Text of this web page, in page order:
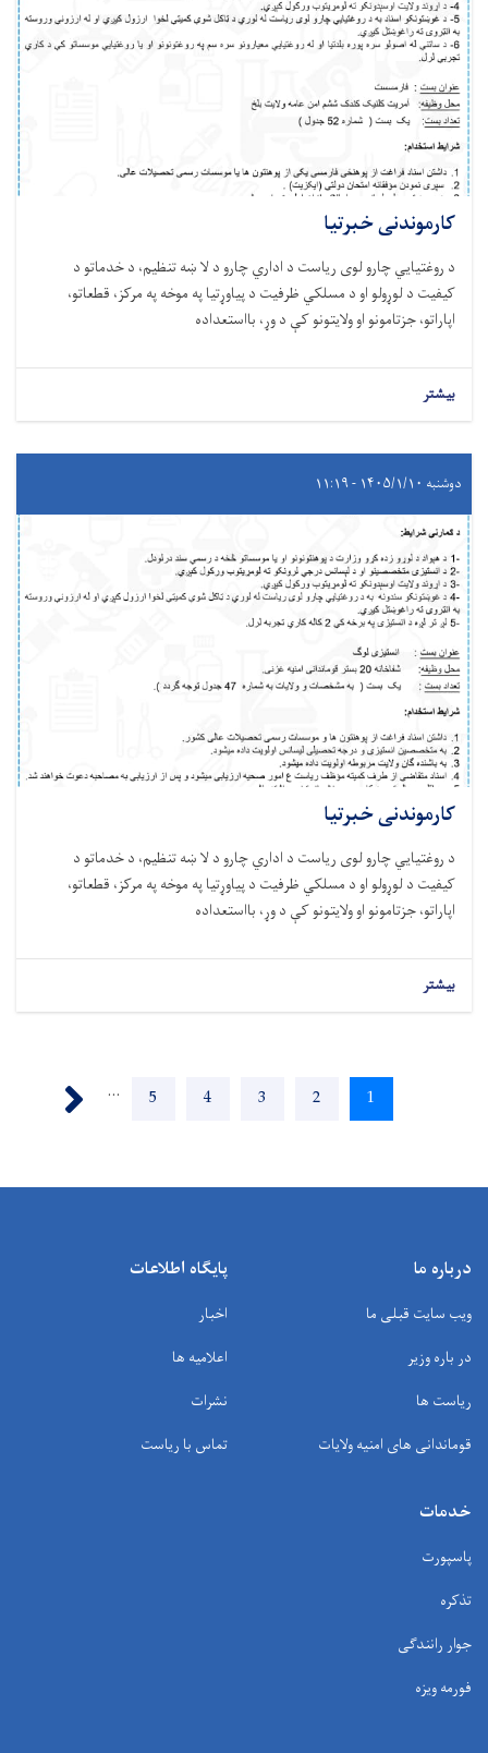
کارموندنی خبرتیا
د روغتيايي چارو لوی ریاست د اداري چارو د لا ښه تنظیم، د خدماتو د
کیفیت د لوړولو او د مسلکي ظرفیت د پیاوړتیا په موخه په مرکز، قطعاتو،
اپاراتو، جزتامونو او ولایتونو کې د وړ، بااستعداده
بیشتر
دوشنبه ۱۴۰۵/۱/۱۰ - ۱۱:۱۹
کارموندنی خبرتیا
د روغتيايي چارو لوی ریاست د اداري چارو د لا ښه تنظیم، د خدماتو د
کیفیت د لوړولو او د مسلکي ظرفیت د پیاوړتیا په موخه په مرکز، قطعاتو،
اپاراتو، جزتامونو او ولایتونو کې د وړ، بااستعداده
بیشتر
Current
1
Page
2
Page
3
Page
4
Page
5
…
درباره ما
ویب سایت قبلی ما
در باره وزیر
ریاست ها
قوماندانی های امنیه ولایات
پایگاه اطلاعات
اخبار
اعلامیه ها
نشرات
تماس با ریاست
خدمات
پاسپورت
تذکره
جوار رانندگی
فورمه ویزه